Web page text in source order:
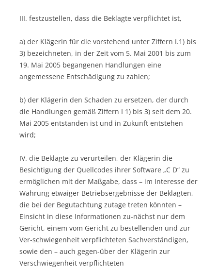
III. festzustellen, dass die Beklagte verpflichtet ist,
a) der Klägerin für die vorstehend unter Ziffern I.1) bis
3) bezeichneten, in der Zeit vom 5. Mai 2001 bis zum
19. Mai 2005 begangenen Handlungen eine
angemessene Entschädigung zu zahlen;
b) der Klägerin den Schaden zu ersetzen, der durch
die Handlungen gemäß Ziffern I 1) bis 3) seit dem 20.
Mai 2005 entstanden ist und in Zukunft entstehen
wird;
IV. die Beklagte zu verurteilen, der Klägerin die
Besichtigung der Quellcodes ihrer Software „C D“ zu
ermöglichen mit der Maßgabe, dass – im Interesse der
Wahrung etwaiger Betriebsergebnisse der Beklagten,
die bei der Begutachtung zutage treten könnten –
Einsicht in diese Informationen zu-nächst nur dem
Gericht, einem vom Gericht zu bestellenden und zur
Ver-schwiegenheit verpflichteten Sachverständigen,
sowie den – auch gegen-über der Klägerin zur
Verschwiegenheit verpflichteten